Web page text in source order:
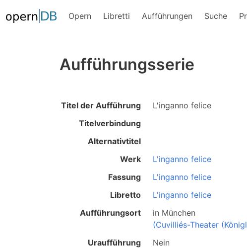
Opern Libretti Aufführungen Suche
Aufführungsserie
Titel der Aufführung
L'inganno felice
Titelverbindung
Alternativtitel
Werk
L'inganno felice
Fassung
L'inganno felice
Libretto
L'inganno felice
Aufführungsort
in München
(Cuvilliés-Theater
Uraufführung
Nein